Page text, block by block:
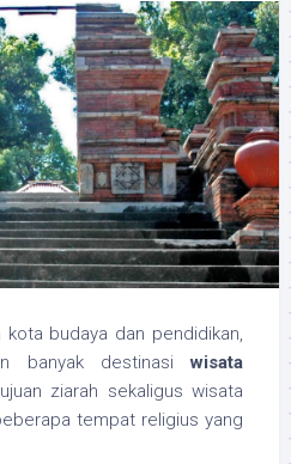
kota budaya dan pendidikan,
banyak destinasiwisata
ziarah sekaligus wisata
tempat religius yang